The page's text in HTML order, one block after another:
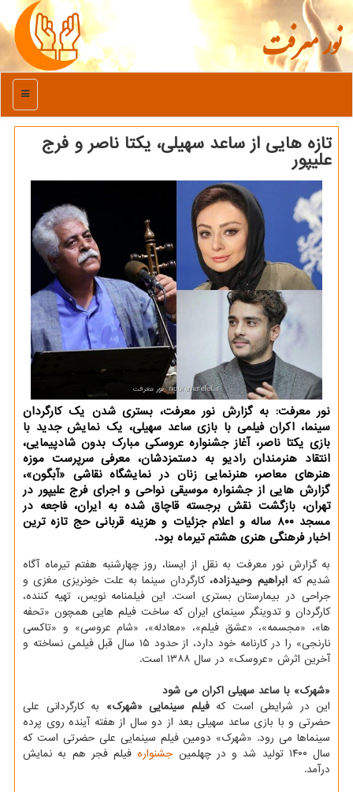
نور معرفت
منو
تازه هایی از ساعد سهیلی، یکتا ناصر و فرج
علیپور
نور معرفت: به گزارش نور معرفت، بستری شدن یک کارگردان
سینما، اکران فیلمی با بازی ساعد سهیلی، یک نمایش جدید با
بازی یکتا ناصر، آغاز جشنواره عروسکی مبارک بدون شادپیمایی،
انتقاد هنرمندان رادیو به دستمزدشان، معرفی سرپرست موزه
هنرهای معاصر، هنرنمایی زنان در نمایشگاه نقاشی «آبگون»،
گزارش هایی از جشنواره موسیقی نواحی و اجرای فرج علیپور در
تهران، بازگشت نقش برجسته قاچاق شده به ایران، فاجعه در
مسجد ۸۰۰ ساله و اعلام جزئیات و هزینه قربانی حج تازه ترین
اخبار فرهنگی هنری هشتم تیرماه بود.
به گزارش نور معرفت به نقل از ایسنا، روز چهارشنبه هفتم تیرماه آگاه
شدیم کهابراهیم وحیدزاده،کارگردان سینما به علت خونریزی مغزی و
جراحی در بیمارستان بستری است. این فیلمنامه نویس، تهیه کننده،
کارگردان و تدوینگر سینمای ایران که ساخت فیلم هایی همچون «تحفه
ها»، «مجسمه»، «عشق فیلم»، «معادله»، «شام عروسی» و «تاکسی
نارنجی» را در کارنامه خود دارد، از حدود ۱۵ سال قبل فیلمی نساخته و
آخرین اثرش «عروسک» در سال ۱۳۸۸ است.
«شهرک» با ساعد سهیلی اکران می شود
این در شرایطی است کهفیلم سینمایی «شهرک» به کارگردانی علی
حضرتی و با بازی ساعد سهیلی بعد از دو سال از هفته آینده روی پرده
سینماها می رود. «شهرک» دومین فیلم سینمایی علی حضرتی است که
سال ۱۴۰۰ تولید شد و در چهلمین
جشنواره فیلم فجر هم به نمایش
درآمد.